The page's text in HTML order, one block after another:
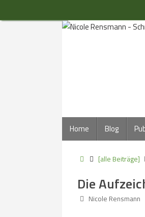
Inhalt
Inhalt
springen
Home Blog
Start[alle Beiträge]
Die
Nicole Rensmann